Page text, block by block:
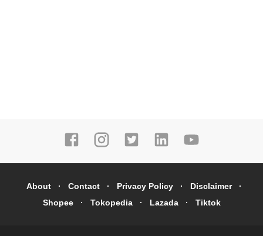
About Contact Privacy Policy
Disclaimer
Shopee
Tokopedia Lazada Tiktok